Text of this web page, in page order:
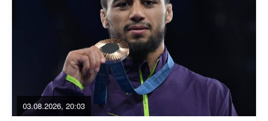
03.08.2026, 20:03